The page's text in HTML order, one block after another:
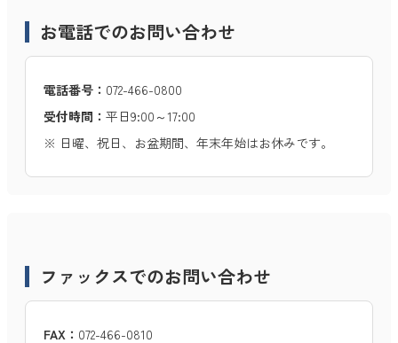
お電話でのお問い合わせ
電話番号： 072-466-0800
受付時間： 平日9:00～17:00
※ 日曜、祝日、お盆期間、年末年始はお休みです。
ファックスでのお問い合わせ
FAX： 072-466-0810